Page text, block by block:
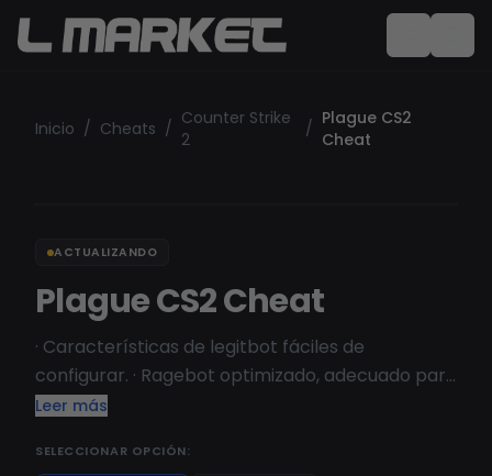
Inicio / Cheats / Counter Strike
2
/ Plague CS2
Cheat
ACTUALIZANDO
Plague CS2 Cheat
· Características de legitbot fáciles de
configurar. · Ragebot optimizado, adecuado para
cualquier tipo de partida. · Visuales
Funciones diversas útiles. · No detectado por
Leer más
SELECCIONAR OPCIÓN: